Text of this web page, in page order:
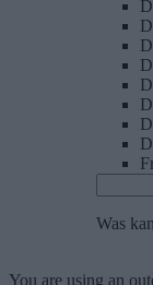
Was
You are using an